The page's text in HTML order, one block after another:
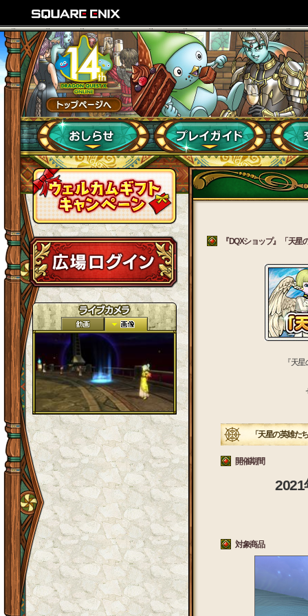
『DQXショップ』 「天
『天
「天星の英雄た
開催期間
対象商品